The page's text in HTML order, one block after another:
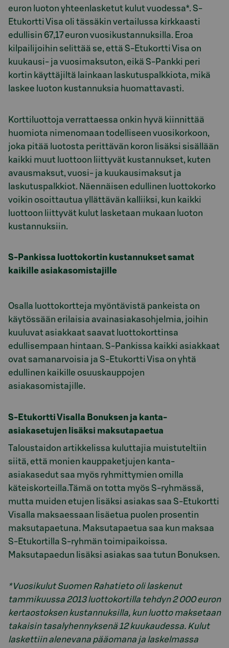
euron luoton yhteenlasketut kulut vuodessa*. S-
Etukortti Visa oli tässäkin vertailussa kirkkaasti
edullisin 67,17 euron vuosikustannuksilla. Eroa
kilpailijoihin selittää se, että S-Etukortti Visa on
kuukausi- ja vuosimaksuton, eikä S-Pankki peri
kortin käyttäjiltä lainkaan laskutuspalkkiota, mikä
laskee luoton kustannuksia huomattavasti.
Korttiluottoja verrattaessa onkin hyvä kiinnittää
huomiota nimenomaan todelliseen vuosikorkoon,
joka pitää luotosta perittävän koron lisäksi sisällään
kaikki muut luottoon liittyvät kustannukset, kuten
avausmaksut, vuosi- ja kuukausimaksut ja
laskutuspalkkiot. Näennäisen edullinen luottokorko
voikin osoittautua yllättävän kalliiksi, kun kaikki
luottoon liittyvät kulut lasketaan mukaan luoton
kustannuksiin.
S-Pankissa luottokortin kustannukset samat
kaikille asiakasomistajille
Osalla luottokortteja myöntävistä pankeista on
käytössään erilaisia avainasiakasohjelmia, joihin
kuuluvat asiakkaat saavat luottokorttinsa
edullisempaan hintaan. S-Pankissa kaikki asiakkaat
ovat samanarvoisia ja S-Etukortti Visa on yhtä
edullinen kaikille osuuskauppojen
asiakasomistajille.
S-Etukortti Visalla Bonuksen ja kanta-
asiakasetujen lisäksi maksutapaetua
Taloustaidon artikkelissa kuluttajia muistuteltiin
siitä, että monien kauppaketjujen kanta-
asiakasedut saa myös ryhmittymien omilla
käteiskorteilla.Tämä on totta myös S-ryhmässä,
mutta muiden etujen lisäksi asiakas saa S-Etukortti
Visalla maksaessaan lisäetua puolen prosentin
maksutapaetuna. Maksutapaetua saa kun maksaa
S-Etukortilla S-ryhmän toimipaikoissa.
Maksutapaedun lisäksi asiakas saa tutun Bonuksen.
* Vuosikulut Suomen Rahatieto oli laskenut
tammikuussa 2013 luottokortilla tehdyn 2 000 euron
kertaostoksen kustannuksilla, kun luotto maksetaan
takaisin tasalyhennyksenä 12 kuukaudessa. Kulut
laskettiin alenevana pääomana ja laskelmassa